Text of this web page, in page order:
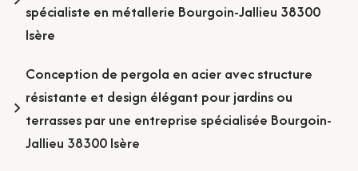
spécialiste en métallerie Bourgoin-Jallieu 38300
Isère
Conception de pergola en acier avec structure
résistante et design élégant pour jardins ou
terrasses par une entreprise spécialisée Bourgoin-
Jallieu 38300 Isère